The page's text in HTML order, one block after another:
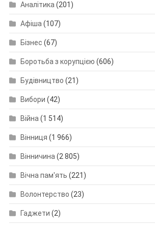
Аналітика(201)
Афіша(107)
Бізнес (67)
Боротьба з корупцією (606)
Будівництво (21)
Вибори (42)
Війна(1 514)
Вінниця (1 966)
Вінничина(2 805)
Вічна пам'ять (221)
Волонтерство (23)
Гаджети (2)